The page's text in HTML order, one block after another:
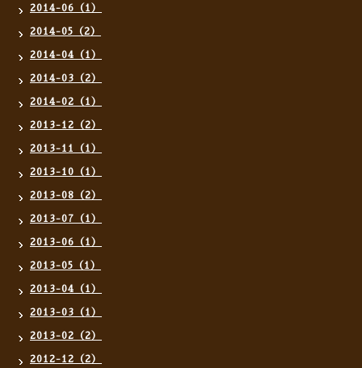
2014-06（1）
2014-05（2）
2014-04（1）
2014-03（2）
2014-02（1）
2013-12（2）
2013-11（1）
2013-10（1）
2013-08（2）
2013-07（1）
2013-06（1）
2013-05（1）
2013-04（1）
2013-03（1）
2013-02（2）
2012-12（2）